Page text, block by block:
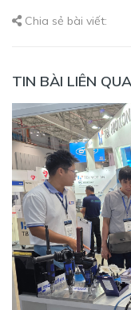
Chia sẻ bài viết:
TIN BÀI LIÊN